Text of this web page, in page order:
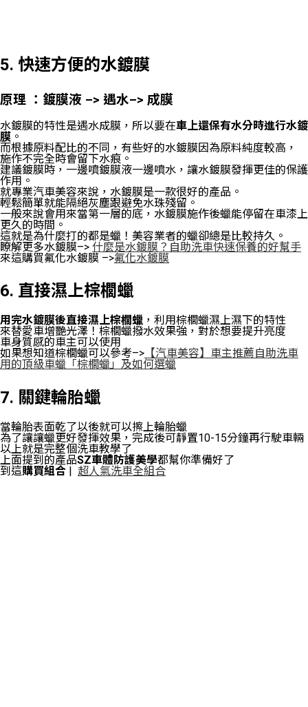
5. 快速方便的水鍍膜
原理 ：鍍膜液 –> 遇水–> 成膜
水鍍膜的特性是遇水成膜，所以要在車上還保有水分時進行水鍍
膜 。
而根據原料配比的不同，有些好的水鍍膜因為原料純度較高，
施作不完全時會留下水痕。
建議鍍膜時，一邊噴鍍膜液一邊噴水，讓水鍍膜發揮更佳的保護
作用。
就專業汽車美容來說，水鍍膜是一款很好的產品。
輕鬆簡單就能隔絕灰塵跟避免水珠殘留。
一般來說會用來當第一層的底，水鍍膜施作後蠟能停留在車漆上
更久的時間。
這就是為什麼打的都是蠟！美容業者的蠟卻總是比較持久。
瞭解更多水鍍膜–> 什麼是水鍍膜？自助洗車快速保養的好幫手
來這購買氟化水鍍膜 –>氟化水鍍膜
6. 直接濕上棕櫚蠟
用完水鍍膜後直接濕上棕櫚蠟 ，利用棕櫚蠟濕上濕下的特性
來替愛車增艷光澤！棕櫚蠟撥水效果強，對於想要提升亮度
車身質感的車主可以使用
如果想知道棕櫚蠟可以參考–> 【汽車美容】車主推薦自助洗車
用的頂級車蠟「棕櫚蠟」及如何選蠟
7. 關鍵輪胎蠟
當輪胎表面乾了以後就可以擦上輪胎蠟
為了讓讓蠟更好發揮效果，完成後可靜置10-15分鐘再行駛車輛
以上就是完整個洗車教學了
上面提到的產品SZ車體防護美學都幫你準備好了
到這購買組合 超人氣洗車全組合